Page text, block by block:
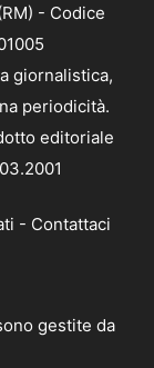
- Codice
giornalistica,
periodicità.
editoriale
- Contattaci
gestite da